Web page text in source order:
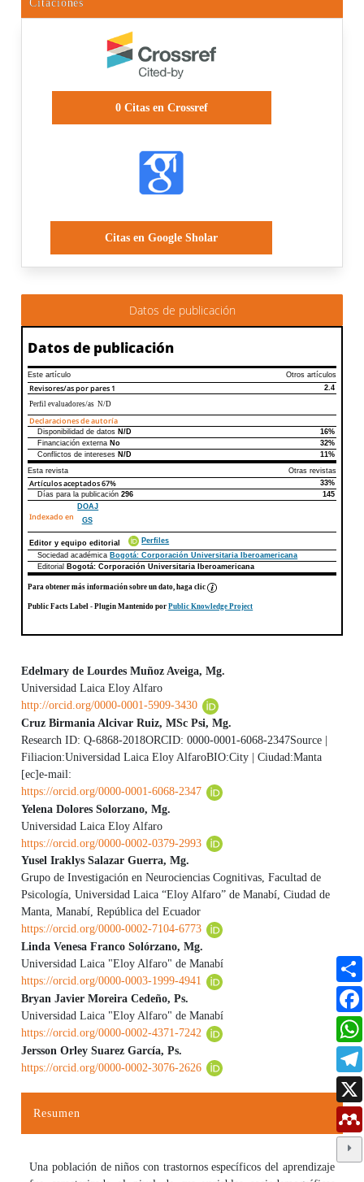
Citaciones
0Citas en Crossref
Citas en Google Sholar
Datos de publicación
Datos de publicación
Este artículo Otros artículos
Revisores/as por pares 1
2.4
Perfil evaluadores/as N/D
Declaraciones de autoría
Declaraciones de autoríaEste artículo
Disponibilidad de datos N/D
16%
Financiación externa No
32%
Conflictos de intereses N/D
11%
Esta revista
Otras revistas
Artículos aceptados67%
33%
Días para la publicación296 145
Indexado en
DOAJ
GS
Editor y equipo editorial
Perfiles
Sociedad académica Bogotá: Corporación Universitaria Iberoamericana
Editorial
Bogotá: Corporación Universitaria Iberoamericana
Para obtener más información sobre un dato, haga clic
Public Facts Label - Plugin Mantenido porPublic Knowledge Project
Contenido principal del artículo
Edelmary de Lourdes Muñoz Aveiga, Mg.
Universidad Laica Eloy Alfaro
http://orcid.org/0000-0001-5909-3430
Cruz Birmania Alcivar Ruiz, MSc Psi, Mg.
Research ID: Q-6868-2018ORCID: 0000-0001-6068-2347Source |
Filiacion:Universidad Laica Eloy AlfaroBIO:City | Ciudad:Manta
[ec]e-mail:
https://orcid.org/0000-0001-6068-2347
Yelena Dolores Solorzano, Mg.
Universidad Laica Eloy Alfaro
https://orcid.org/0000-0002-0379-2993
Yusel Iraklys Salazar Guerra, Mg.
Grupo de Investigación en Neurociencias Cognitivas, Facultad de
Psicología, Universidad Laica “Eloy Alfaro” de Manabí, Ciudad de
Manta, Manabí, República del Ecuador
https://orcid.org/0000-0002-7104-6773
Linda Venesa Franco Solórzano, Mg.
Universidad Laica "Eloy Alfaro" de Manabí
https://orcid.org/0000-0003-1999-4941
Bryan Javier Moreira Cedeño, Ps.
Universidad Laica "Eloy Alfaro" de Manabí
https://orcid.org/0000-0002-4371-7242
Jersson Orley Suarez García, Ps.
https://orcid.org/0000-0002-3076-2626
Resumen
Una población de niños con trastornos específicos del aprendizaje